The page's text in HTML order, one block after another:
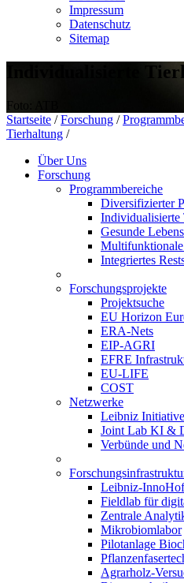
Impressum
Datenschutz
Sitemap
Individualisierte
Foto: ATB
Startseite / Forschung /
Tierhaltung /
Über Uns
Forschung
Programmbereiche
Diversifizierter
Individualisierte
Gesunde
Integriertes
Forschungsprojekte
Projektsuche
EU Horizon
ERA-Nets
EIP-AGRI
EFRE
EU-LIFE
COST
Netzwerke
Leibniz
Joint Lab KI &
Verbünde und
Leibniz-InnoHof
Fieldlab für
Zentrale
Mikrobiomlabor
Pilotanlage
Agrarholz-